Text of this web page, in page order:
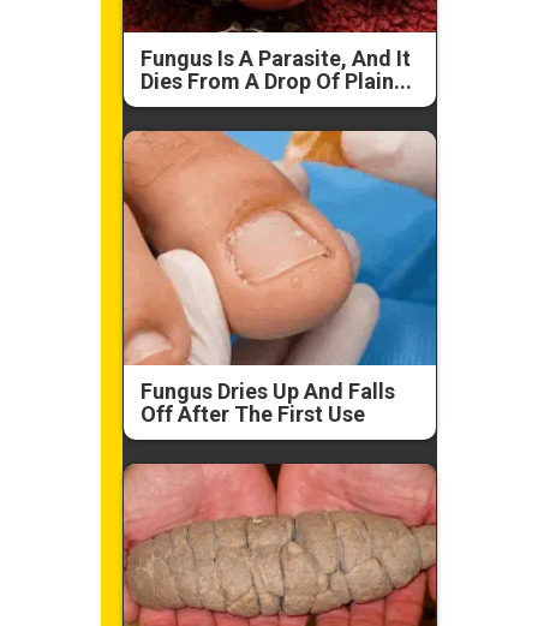
Fungus Is A Parasite, And It
Dies From A Drop Of Plain...
Fungus Dries Up And Falls
Off After The First Use